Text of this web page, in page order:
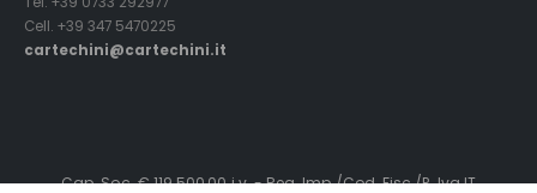
Cell. +39 347 5470225
cartechini@cartechini.it
Cap. Soc. € 119.500,00 i.v. - Reg. Imp./Cod. Fisc./P. Iva IT